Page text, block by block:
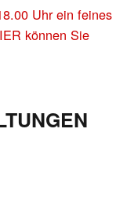
Uhr ein feines
können Sie